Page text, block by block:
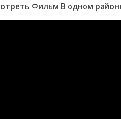
Фильм В одном